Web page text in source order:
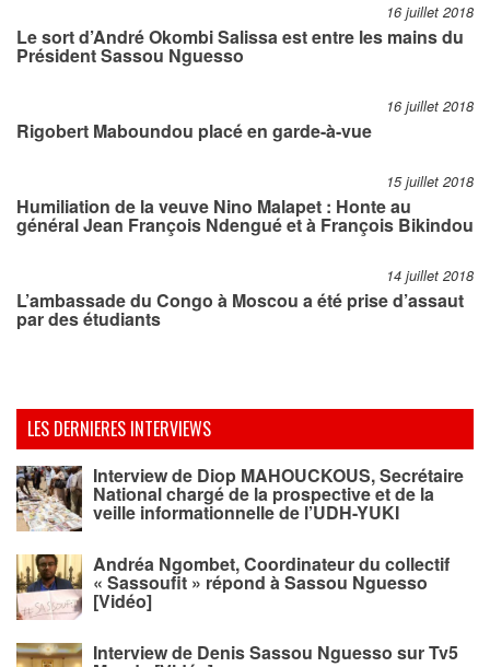
16 juillet 2018
Le sort d’André Okombi Salissa est entre les mains du
Président Sassou Nguesso
16 juillet 2018
Rigobert Maboundou placé en garde-à-vue
15 juillet 2018
Humiliation de la veuve Nino Malapet : Honte au
général Jean François Ndengué et à François Bikindou
14 juillet 2018
L’ambassade du Congo à Moscou a été prise d’assaut
par des étudiants
LES DERNIERES INTERVIEWS
Interview de Diop MAHOUCKOUS, Secrétaire
National chargé de la prospective et de la
veille informationnelle de l’UDH-YUKI
Andréa Ngombet, Coordinateur du collectif
« Sassoufit » répond à Sassou Nguesso
[Vidéo]
Interview de Denis Sassou Nguesso sur Tv5